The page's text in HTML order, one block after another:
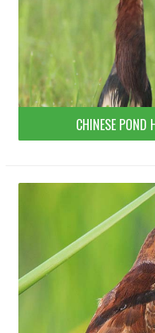
CHINESE POND